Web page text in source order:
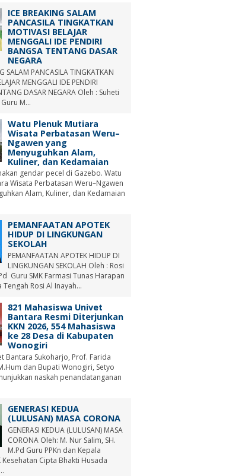
ICE BREAKING SALAM
PANCASILA TINGKATKAN
MOTIVASI BELAJAR
MENGGALI IDE PENDIRI
BANGSA TENTANG DASAR
NEGARA
SALAM PANCASILA TINGKATKAN
MENGGALI IDE PENDIRI
DASAR NEGARA Oleh : Suheti
M...
Watu Plenuk Mutiara
Wisata Perbatasan Weru–
Ngawen yang
Menyuguhkan Alam,
Kuliner, dan Kedamaian
gendar pecel di Gazebo. Watu
Wisata Perbatasan Weru–Ngawen
Alam, Kuliner, dan Kedamaian
PEMANFAATAN APOTEK
HIDUP DI LINGKUNGAN
SEKOLAH
PEMANFAATAN APOTEK HIDUP DI
LINGKUNGAN SEKOLAH Oleh : Rosi
Guru SMK Farmasi Tunas Harapan
Tengah Rosi Al Inayah...
821 Mahasiswa Univet
Bantara Resmi Diterjunkan
KKN 2026, 554 Mahasiswa
ke 28 Desa di Kabupaten
Wonogiri
Bantara Sukoharjo, Prof. Farida
dan Bupati Wonogiri, Setyo
naskah penandatanganan
GENERASI KEDUA
(LULUSAN) MASA CORONA
GENERASI KEDUA (LULUSAN) MASA
CORONA Oleh: M. Nur Salim, SH.
M.Pd Guru PPKn dan Kepala
Kesehatan Cipta Bhakti Husada